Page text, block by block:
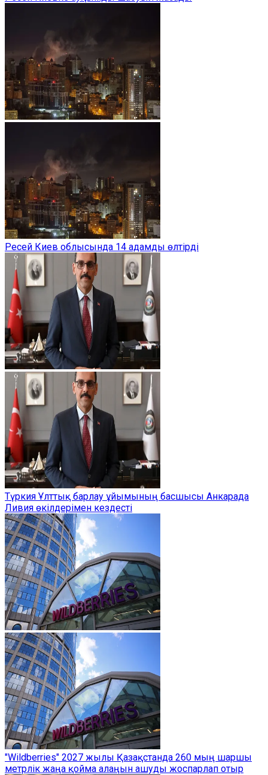
Ресей Киев облысында 14 адамды өлтірді
Түркия Ұлттық барлау ұйымының басшысы Анкарада
Ливия өкілдерімен кездесті
"Wildberries" 2027 жылы Қазақстанда 260 мың шаршы
метрлік жаңа қойма алаңын ашуды жоспарлап отыр